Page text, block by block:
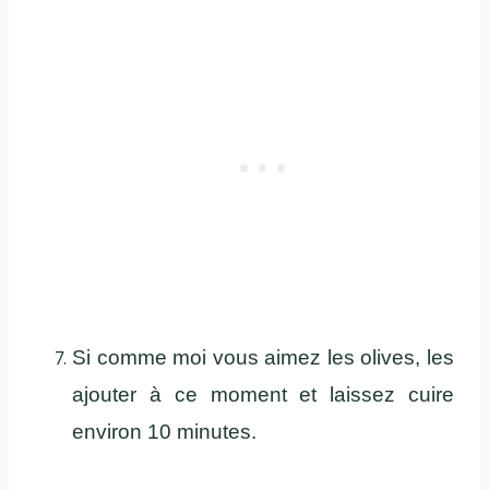
Si comme moi vous aimez les olives, les
ajouter à ce moment et laissez cuire
environ 10 minutes.